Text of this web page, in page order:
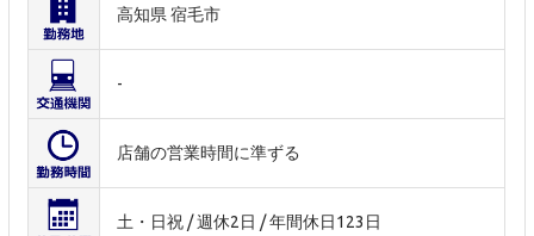
高知県 宿毛市
-
店舗の営業時間に準ずる
土・日祝 / 週休2日 / 年間休日123日